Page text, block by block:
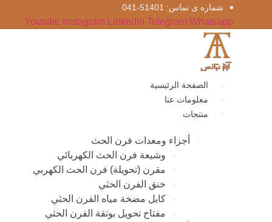
شماره‌ ی تماس: 51401-041
Youtube Instagram Linkedin Telegram Whatsapp
الصفحة الرئيسية
معلومات عنا
منتجات
أجزاء ومعدات فرن الحث
وشيعة فرن الحث الكهربائي
مقرن (تحويلة) فرن الحث الكهربي
خنق الفرن الحثي
كابل مضخة مياه الفرن الحثي
مفتاح تحويل بوتقة الفرن الحثي